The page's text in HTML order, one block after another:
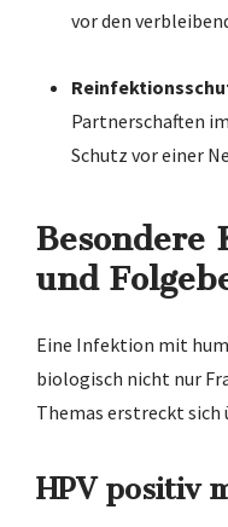
vor den
Partnerschaften
Schutz vor einer
Besondere
und
Eine Infektion mit
biologisch nicht nur
Themas erstreckt sich
HPV positiv